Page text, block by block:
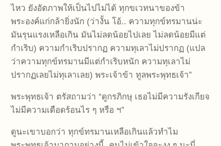
ไหว ยังอัตภาพให้เป็นไปไม่ได้ ทุกขเวทนาของข้า
พระองค์แก่กล้ายิ่งนัก (ว่างั้น โอ้.. ความทุกข์ทรมานน่ะ
มันรุนแรงเหลือเกิน มันไม่ลดน้อยไปเลย ไม่ลดน้อยมีแต่
กำเริบ) ความกำเริบปรากฏ ความทุเลาไม่ปรากฏ (แปล
ว่าความทุกข์ทรมานมีแต่กำเริบหนัก ความทุเลาไม่
ปรากฏเลยไม่ทุเลาเลย) พระเจ้าข้า ทูลพระพุทธเจ้า”
พระพุทธเจ้า ตรัสถามว่า “ดูกรภิกษุ เธอไม่มีความรังเกียจ
ไม่มีความเดือดร้อนไร ๆ หรือ ฯ”
ดูนะเขาบอกว่า ทุกข์ทรมานเหลือเกินแล้วทำไม